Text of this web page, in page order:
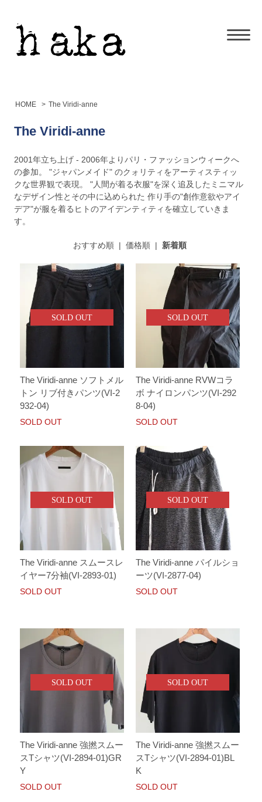
HOME > The Viridi-anne
The Viridi-anne
2001年立ち上げ - 2006年よりパリ・ファッションウィークへ
の参加。 "ジャパンメイド" のクォリティをアーティスティッ
クな世界観で表現。 "人間が着る衣服"を深く追及したミニマル
なデザイン性とその中に込められた 作り手の"創作意欲やアイ
デア"が服を着るヒトのアイデンティティを確立していきま
す。
おすすめ順| 価格順| 新着順
SOLD OUT
The Viridi-anne ソフトメル
トン リブ付きパンツ(VI-2
932-04)
SOLD OUT
SOLD OUT
The Viridi-anne RVWコラ
ボ ナイロンパンツ(VI-292
8-04)
SOLD OUT
SOLD OUT
The Viridi-anne スムースレ
イヤー7分袖(VI-2893-01)
SOLD OUT
SOLD OUT
The Viridi-anne パイルショ
ーツ(VI-2877-04)
SOLD OUT
SOLD OUT
The Viridi-anne 強撚スムー
スTシャツ(VI-2894-01)GR
Y
SOLD OUT
SOLD OUT
The Viridi-anne 強撚スムー
スTシャツ(VI-2894-01)BL
K
SOLD OUT